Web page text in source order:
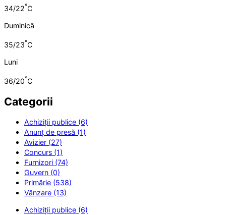
34/22°C
Duminică
35/23°C
Luni
36/20°C
Categorii
Achiziții publice (6)
Anunț de presă (1)
Avizier (27)
Concurs (1)
Furnizori (74)
Guvern (0)
Primărie (538)
Vânzare (13)
Achiziții publice (6)